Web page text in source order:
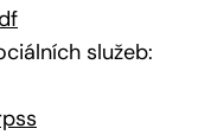
služeb: